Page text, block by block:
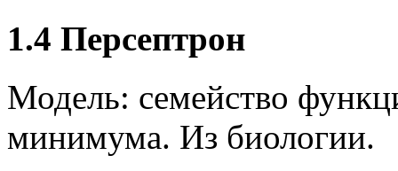
1.4 Персептрон
Модель: семейство
минимума. Из биологии.